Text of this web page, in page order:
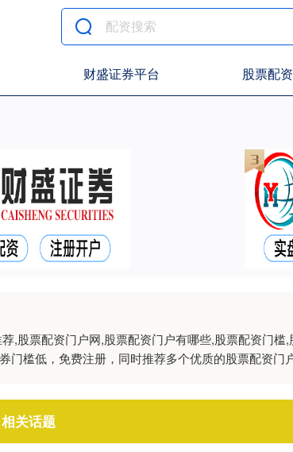
财盛证券平台 股票配
,股票配资门户网,股票配资门户有哪些,股票配资门
槛低，免费注册，同时推荐多个优质的股票配资门户
关话题